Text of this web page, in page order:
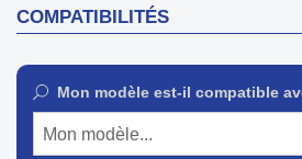
COMPATIBILITÉS
Mon modèle est-il compatible
Mon modèle...